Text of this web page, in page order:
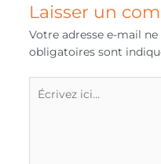
Laisser un
Votre adresse e-mail ne
obligatoires sont
ici…